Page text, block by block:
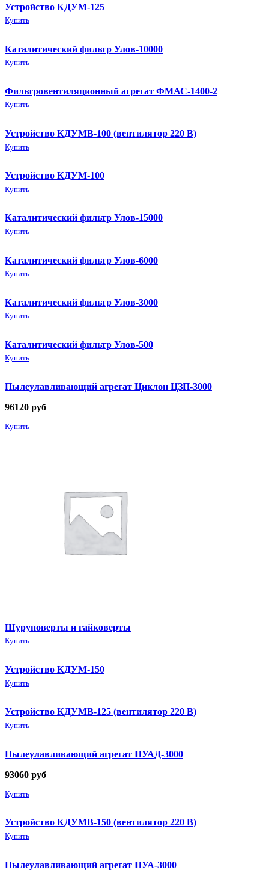
Устройство КДУМ-125
Купить
Каталитический фильтр Улов-10000
Купить
Фильтровентиляционный агрегат ФМАС-1400-2
Купить
Устройство КДУМВ-100 (вентилятор 220 В)
Купить
Устройство КДУМ-100
Купить
Каталитический фильтр Улов-15000
Купить
Каталитический фильтр Улов-6000
Купить
Каталитический фильтр Улов-3000
Купить
Каталитический фильтр Улов-500
Купить
Пылеулавливающий агрегат Циклон ЦЗП-3000
96120 руб
Купить
Шуруповерты и гайковерты
Купить
Устройство КДУМ-150
Купить
Устройство КДУМВ-125 (вентилятор 220 В)
Купить
Пылеулавливающий агрегат ПУАД-3000
93060 руб
Купить
Устройство КДУМВ-150 (вентилятор 220 В)
Купить
Пылеулавливающий агрегат ПУА-3000